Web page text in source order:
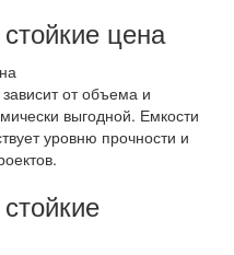
цена
от объема и
выгодной. Емкости
уровню прочности и